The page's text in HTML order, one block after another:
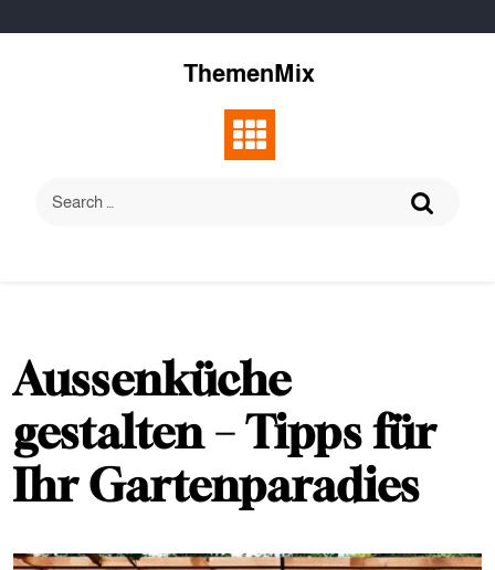
to
ThemenMix
Aussenküche
gestalten – Tipps für
Ihr Gartenparadies